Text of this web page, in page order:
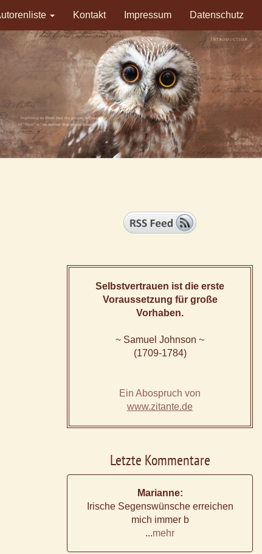
Kontakt Impressum Datenschutz
Selbstvertrauen ist die erste
Voraussetzung für große
Vorhaben.
~ Samuel Johnson ~
(1709-1784)
Ein Abospruch von
www.zitante.de
Letzte Kommentare
Marianne:
Irische Segenswünsche erreichen
mich immer b
...mehr